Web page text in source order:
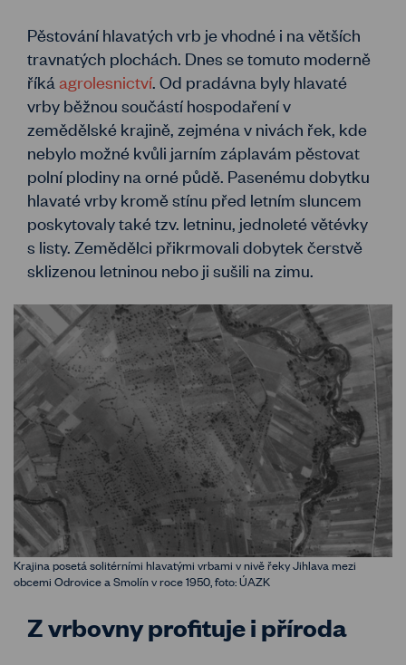
Pěstování hlavatých vrb je vhodné i na větších
travnatých plochách. Dnes se tomuto moderně
říká agrolesnictví. Od pradávna byly hlavaté
vrby běžnou součástí hospodaření v
zemědělské krajině, zejména v nivách řek, kde
nebylo možné kvůli jarním záplavám pěstovat
polní plodiny na orné půdě. Pasenému dobytku
hlavaté vrby kromě stínu před letním sluncem
poskytovaly také tzv. letninu, jednoleté větévky
s listy. Zemědělci přikrmovali dobytek čerstvě
sklizenou letninou nebo ji sušili na zimu.
Krajina posetá solitérními hlavatými vrbami v nivě řeky Jihlava mezi
obcemi Odrovice a Smolín v roce 1950, foto: ÚAZK
Z vrbovny profituje i příroda